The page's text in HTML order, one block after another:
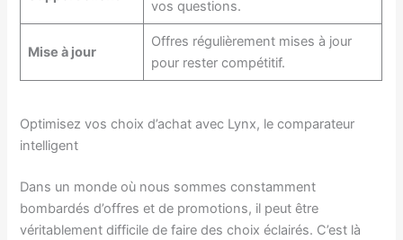
vos questions.
Mise à jour
Offres régulièrement mises à jour
pour rester compétitif.
Optimisez vos choix d’achat avec Lynx, le comparateur
intelligent
Dans un monde où nous sommes constamment
bombardés d’offres et de promotions, il peut être
véritablement difficile de faire des choix éclairés. C’est là